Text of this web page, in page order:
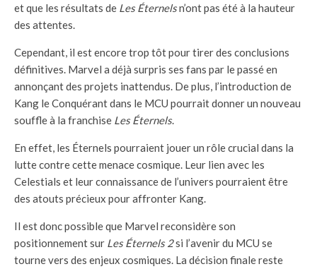
et que les résultats de Les Éternelsn’ont pas été à la hauteur
des attentes.
Cependant, il est encore trop tôt pour tirer des conclusions
définitives. Marvel a déjà surpris ses fans par le passé en
annonçant des projets inattendus. De plus, l’introduction de
Kang le Conquérant dans le MCU pourrait donner un nouveau
souffle à la franchise Les Éternels.
En effet, les Éternels pourraient jouer un rôle crucial dans la
lutte contre cette menace cosmique. Leur lien avec les
Celestials et leur connaissance de l’univers pourraient être
des atouts précieux pour affronter Kang.
Il est donc possible que Marvel reconsidère son
positionnement sur Les Éternels 2si l’avenir du MCU se
tourne vers des enjeux cosmiques. La décision finale reste